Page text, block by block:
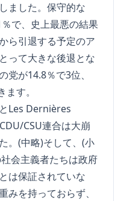
ました。保守的な
で、史上最悪の結果
ら引退する予定のア
って大きな後退とな
党が14.8％で3位、
す。
Les Dernières
CSU連合は大崩
。(中略)そして、(小
会主義者たちは政府
は保証されていな
みを持っておらず、